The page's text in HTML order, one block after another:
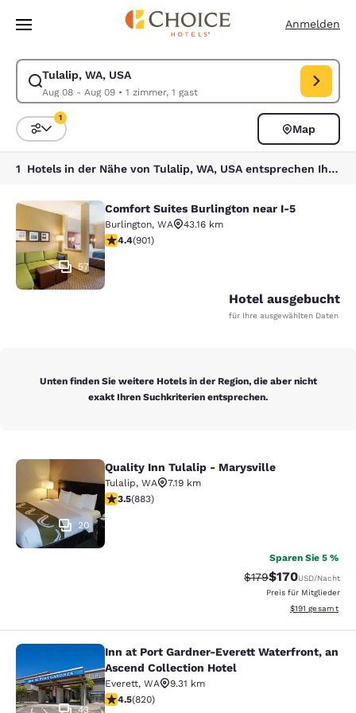
Weiter Zu Hauptinhalt
Anmelden
Tulalip, WA, USA
Aug 08 - Aug 09• 1 zimmer, 1 gast
Suche für Tulalip, WA, USA ändern. Check-in-Datum Aug 08, Check-
Sortieren und Filtern,
1
Map
1 Hotels in der Nähe von Tulalip, WA, USA entsprechen Ihren Filtern
Comfort Suites Burlington near I-5
57
Comfort Suites Burlington near I-5
Burlington, WA
43.16 km
4.4-Sterne-Bewertung. Hervorragend. 901
4.4(901)
Hotel ausgebucht
für Ihre ausgewählten Daten
Unten finden Sie weitere Hotels in der Region, die aber nicht
exakt Ihren Suchkriterien entsprechen.
Quality Inn Tulalip - Marysville
20
Quality Inn Tulalip - Marysville
Tulalip, WA
7.19 km
3.53-Sterne-Bewertung. Gut. 883 Bewertungen
3.5(883)
Sparen Sie 5 %
Durchgestrichener
$179Vergünstigter
$170USD/Nacht
Preis für Mitglieder
Geschätzte
$191 gesamt
Inn at Port Gardner-Everett
43
Inn at Port Gardner-Everett Waterfront, an
Ascend Collection Hotel
Everett, WA
9.31 km
4.49-Sterne-Bewertung. Hervorragend. 820
4.5(820)